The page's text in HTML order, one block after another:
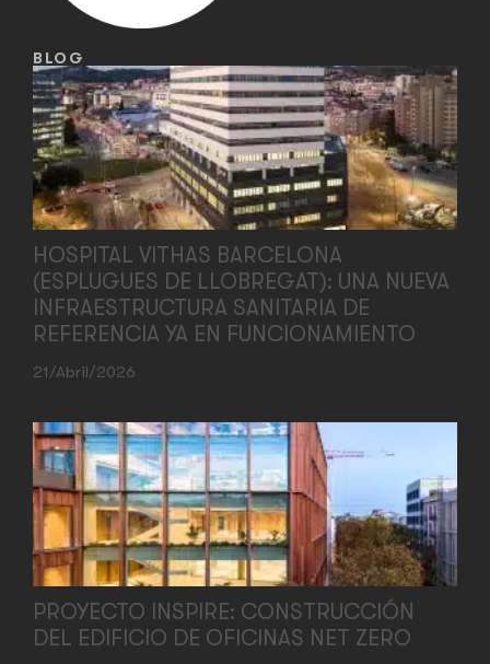
BLOG
HOSPITAL VITHAS BARCELONA
(ESPLUGUES DE LLOBREGAT): UNA NUEVA
INFRAESTRUCTURA SANITARIA DE
REFERENCIA YA EN FUNCIONAMIENTO
21/abril/2026
PROYECTO INSPIRE: CONSTRUCCIÓN
DEL EDIFICIO DE OFICINAS NET ZERO